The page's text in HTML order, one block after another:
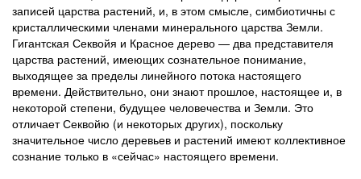
записей царства растений, и, в этом смысле, симбиотичны с
кристаллическими членами минерального царства Земли.
Гигантская Секвойя и Красное дерево — два представителя
царства растений, имеющих сознательное понимание,
выходящее за пределы линейного потока настоящего
времени. Действительно, они знают прошлое, настоящее и, в
некоторой степени, будущее человечества и Земли. Это
отличает Секвойю (и некоторых других), поскольку
значительное число деревьев и растений имеют коллективное
сознание только в «сейчас» настоящего времени.